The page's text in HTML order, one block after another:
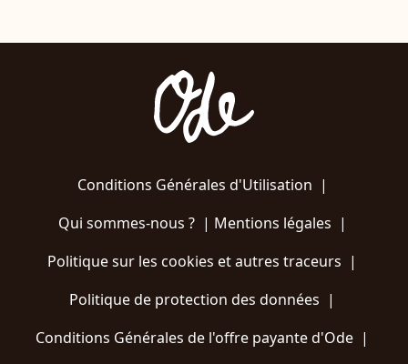
Conditions Générales d'Utilisation |
Qui sommes-nous ?| Mentions légales |
Politique sur les cookies et autres traceurs |
Politique de protection des données |
Conditions Générales de l'offre payante d'Ode |